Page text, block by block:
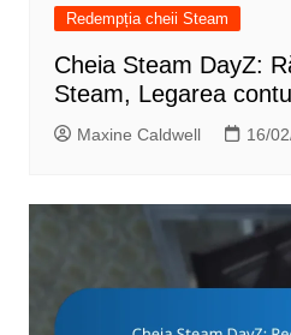
Redempția cheii Steam
Cheia Steam DayZ:
Steam, Legarea
Maxine Caldwell 16/